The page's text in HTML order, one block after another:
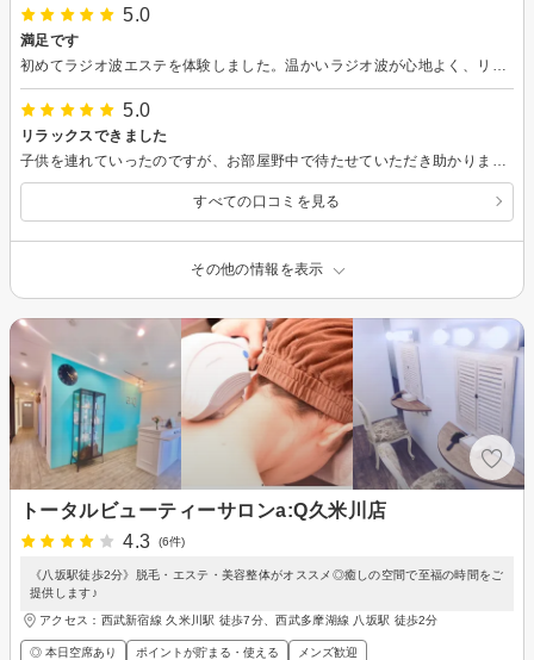
5.0
満足です
5.0
リラックスできました
すべての口コミを見る
その他の情報を表示
トータルビューティーサロンa:Q久米川店
4.3
(6件)
《八坂駅徒歩2分》脱毛・エステ・美容整体がオススメ◎癒しの空間で至福の時間をご
提供します♪
アクセス：西武新宿線 久米川駅 徒歩7分、西武多摩湖線 八坂駅 徒歩2分
◎ 本日空席あり ポイントが貯まる・使える メンズ歓迎